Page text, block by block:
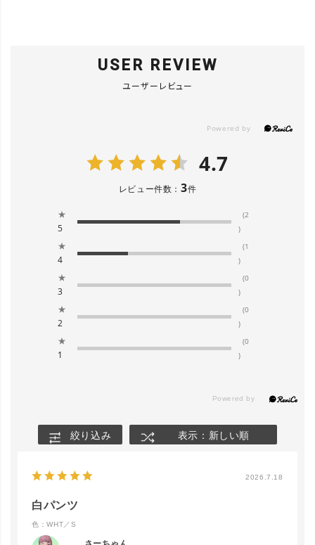
USER REVIEW
ユーザーレビュー
4.7
レビュー件数： 3件
★
5
(2
)
★
4
(1
)
★
3
(0
)
★
2
(0
)
★
1
(0
)
絞り込み 表示：新しい順
2026.7.18
白パンツ
色：WHT／S